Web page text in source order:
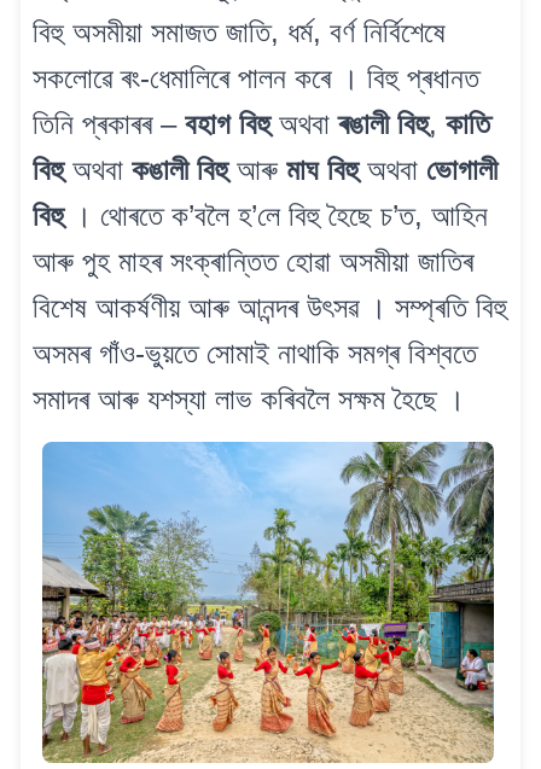
বিহু অসমীয়া সমাজত জাতি, ধৰ্ম, বৰ্ণ নিৰ্বিশেষে
সকলোৱে ৰং-ধেমালিৰে পালন কৰে । বিহু প্ৰধানত
তিনি প্ৰকাৰৰ – বহাগ বিহুঅথবাৰঙালী বিহু, কাতি
বিহুঅথবা কঙালী বিহুআৰু মাঘ বিহুঅথবা ভোগালী
বিহু । থোৰতে ক’বলৈ হ’লে বিহু হৈছে চ’ত, আহিন
আৰু পুহ মাহৰ সংক্ৰান্তিত হোৱা অসমীয়া জাতিৰ
বিশেষ আকৰ্ষণীয় আৰু আনন্দৰ উৎসৱ । সম্প্ৰতি বিহু
অসমৰ গাঁও-ভুয়তে সোমাই নাথাকি সমগ্ৰ বিশ্বতে
সমাদৰ আৰু যশস্যা লাভ কৰিবলৈ সক্ষম হৈছে ।